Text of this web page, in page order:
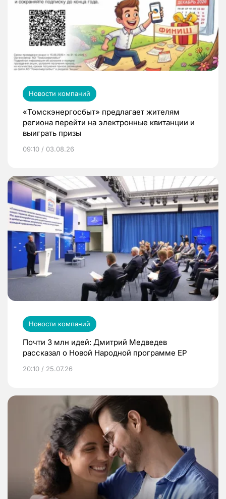
Новости компаний
«Томскэнергосбыт» предлагает жителям
региона перейти на электронные квитанции и
выиграть призы
09:10 / 03.08.26
Новости компаний
Почти 3 млн идей: Дмитрий Медведев
рассказал о Новой Народной программе ЕР
20:10 / 25.07.26